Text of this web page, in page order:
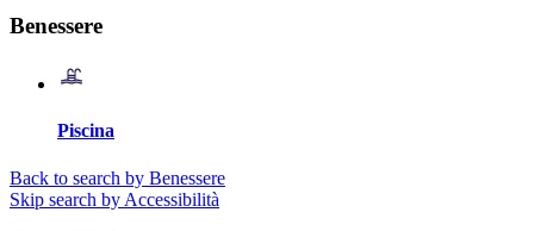
Benessere
Piscina
Back to search by Benessere
Skip search by Accessibilità